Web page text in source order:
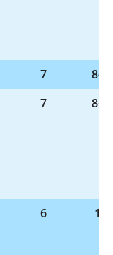
7
8-
7 8-
6 1-